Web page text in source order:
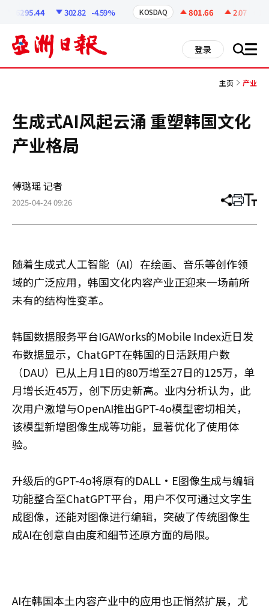
6295.44 302.82 -4.59% KOSDAQ 801.66 2.07
登录 搜 all
主页 产业
生成式AI风起云涌 重塑韩国文化
产业格局
傅璐瑶 记者
2025-04-24 09:26 分
章
打 调
小
随着生成式人工智能（AI）在绘画、音乐等创作领
域的广泛应用，韩国文化内容产业正迎来一场前所
未有的结构性变革。
韩国数据服务平台IGAWorks的Mobile Index近日发
布数据显示，ChatGPT在韩国的日活跃用户数
（DAU）已从上月1日的80万增至27日的125万，单
月增长近45万，创下历史新高。业内分析认为，此
次用户激增与OpenAI推出GPT-4o模型密切相关，
该模型新增图像生成等功能，显著优化了使用体
验。
升级后的GPT-4o将原有的DALL·E图像生成与编辑
功能整合至ChatGPT平台，用户不仅可通过文字生
成图像，还能对图像进行编辑，突破了传统图像生
成AI在创意自由度和细节还原方面的局限。
AI在韩国本土内容产业中的应用也正悄然扩展，尤